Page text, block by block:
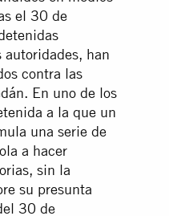
el 30 de
autoridades, han
contra las
En uno de los
a la que un
una serie de
a hacer
sin la
su presunta
30 de